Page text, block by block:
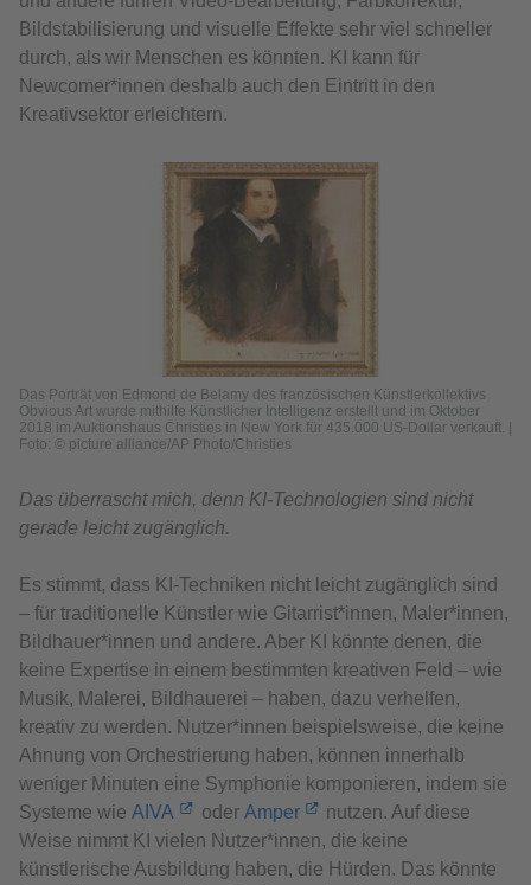
Bildstabilisierung und visuelle Effekte sehr viel schneller
durch, als wir Menschen es könnten. KI kann für
Newcomer*innen deshalb auch den Eintritt in den
Kreativsektor erleichtern.
Das Porträt von Edmond de Belamy des französischen Künstlerkollektivs
Obvious Art wurde mithilfe Künstlicher Intelligenz erstellt und im Oktober
2018 im Auktionshaus Christies in New York für 435.000 US-Dollar verkauft. |
Foto: © picture alliance/AP Photo/Christies
Das überrascht mich, denn KI-Technologien sind nicht
gerade leicht zugänglich.
Es stimmt, dass KI-Techniken nicht leicht zugänglich sind
– für traditionelle Künstler wie Gitarrist*innen, Maler*innen,
Bildhauer*innen und andere. Aber KI könnte denen, die
keine Expertise in einem bestimmten kreativen Feld – wie
Musik, Malerei, Bildhauerei – haben, dazu verhelfen,
kreativ zu werden. Nutzer*innen beispielsweise, die keine
Ahnung von Orchestrierung haben, können innerhalb
weniger Minuten eine Symphonie komponieren, indem sie
Systeme wie AIVA oder Amper
nutzen. Auf diese
Weise nimmt KI vielen Nutzer*innen, die keine
künstlerische Ausbildung haben, die Hürden. Das könnte